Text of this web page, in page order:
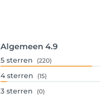
Algemeen 4.9
5 sterren (220)
4 sterren (15)
3 sterren (0)